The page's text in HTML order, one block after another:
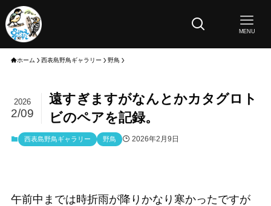
MENU
ホーム 西表島野鳥ギャラリー 野鳥
遠すぎますがなんとかカタグロト
ビのペアを記録。
2026
2/09
西表島野鳥ギャラリー 野鳥 2026年2月9日
午前中までは時折雨が降りかなり寒かったですが